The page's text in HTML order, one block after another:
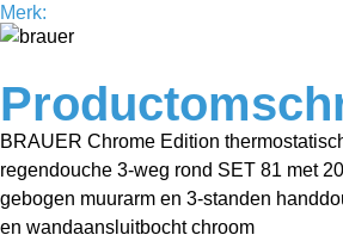
Merk:
BRAUER Chrome Edition
regendouche 3-weg rond SET 81 met
gebogen muurarm en 3-standen
en wandaansluitbocht chroom